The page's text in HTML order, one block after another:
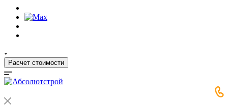
Расчет стоимости